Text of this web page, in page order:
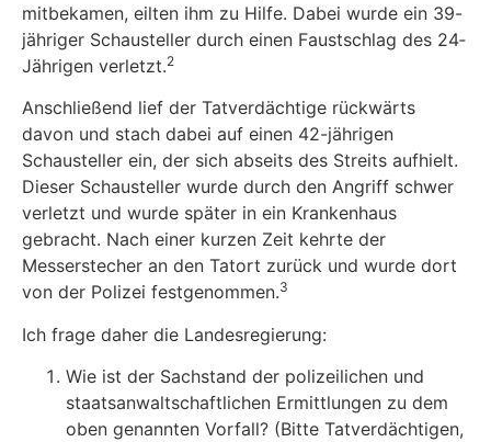
mitbekamen, eilten ihm zu Hilfe. Dabei wurde ein 39-
jähriger Schausteller durch einen Faustschlag des 24­
Jährigen verletzt.2
Anschließend lief der Tatverdächtige rückwärts
davon und stach dabei auf einen 42-jährigen
Schausteller ein, der sich abseits des Streits aufhielt.
Dieser Schausteller wurde durch den Angriff schwer
verletzt und wurde später in ein Krankenhaus
gebracht. Nach einer kurzen Zeit kehrte der
Messerstecher an den Tatort zurück und wurde dort
von der Polizei festgenommen.3
Ich frage daher die Landesregierung:
Wie ist der Sachstand der polizeilichen und
staatsanwaltschaftlichen Ermittlungen zu dem
oben genannten Vorfall? (Bitte Tatverdächtigen,